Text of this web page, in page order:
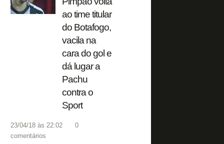
ao time titular
do Botafogo,
vacila na
cara do gol e
dá lugar a
Pachu
contra o
Sport
23/04/18 às 22:02
0
comentários